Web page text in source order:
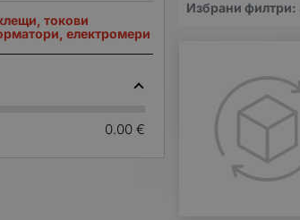
Избрани филтри:
токови
електромери
0.00 €